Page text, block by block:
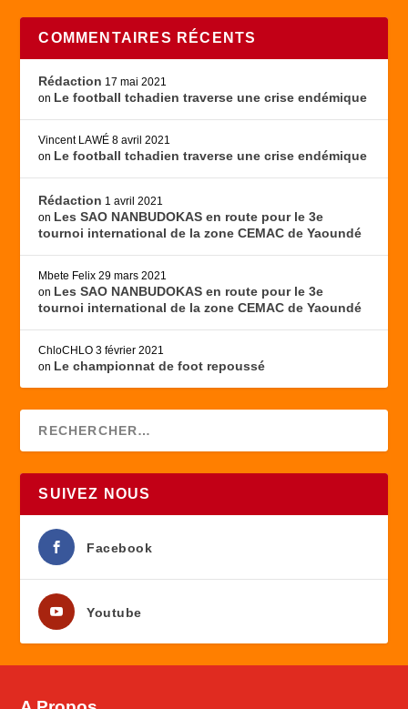
COMMENTAIRES RÉCENTS
Rédaction 17 mai 2021
on Le football tchadien traverse une crise endémique
Vincent LAWÉ 8 avril 2021
on Le football tchadien traverse une crise endémique
Rédaction 1 avril 2021
on Les SAO NANBUDOKAS en route pour le 3e
tournoi international de la zone CEMAC de Yaoundé
Mbete Felix 29 mars 2021
on Les SAO NANBUDOKAS en route pour le 3e
tournoi international de la zone CEMAC de Yaoundé
ChloCHLO 3 février 2021
on Le championnat de foot repoussé
SUIVEZ NOUS
Facebook
Youtube